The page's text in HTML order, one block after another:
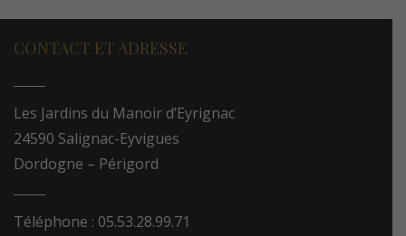
CONTACT ET ADRESSE
Les Jardins du Manoir d’Eyrignac
24590 Salignac-Eyvigues
Dordogne – Périgord
Téléphone : 05.53.28.99.71